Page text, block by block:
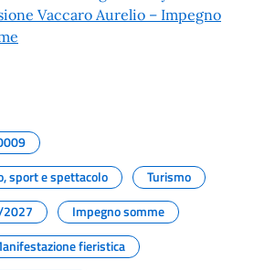
Vaccaro Aurelio – Impegno
sport e spettacolo
Turismo
2027
Impegno somme
fieristica